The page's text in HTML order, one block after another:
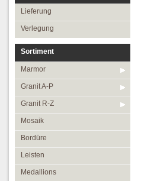
Lieferung
Verlegung
Sortiment
Marmor
Granit A-P
Granit R-Z
Mosaik
Bordüre
Leisten
Medallions